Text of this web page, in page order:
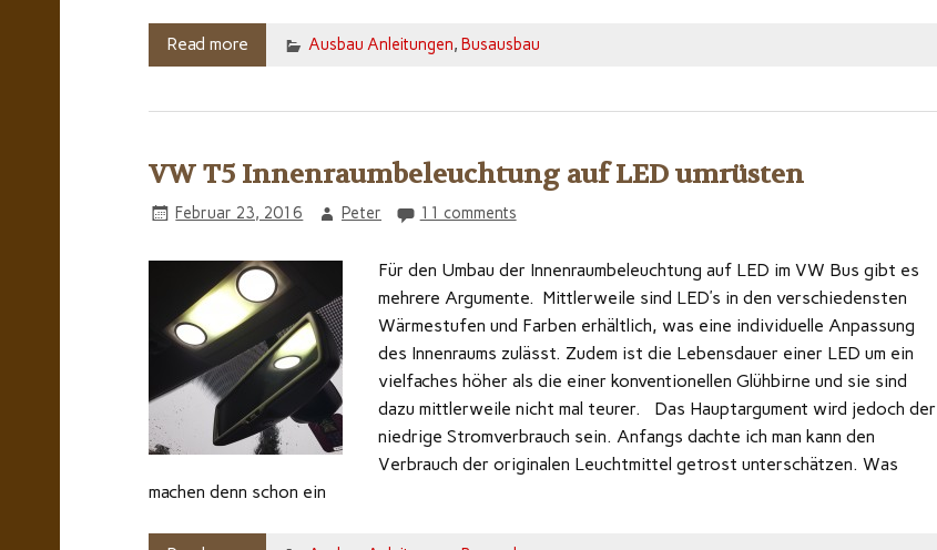
Read more Ausbau Anleitungen, Busausbau
VW T5 Innenraumbeleuchtung auf LED umrüsten
Februar 23, 2016 Peter 11 comments
Für den Umbau der Innenraumbeleuchtung auf LED im VW Bus gibt es
mehrere Argumente. Mittlerweile sind LED’s in den verschiedensten
Wärmestufen und Farben erhältlich, was eine individuelle Anpassung
des Innenraums zulässt. Zudem ist die Lebensdauer einer LED um ein
vielfaches höher als die einer konventionellen Glühbirne und sie sind
dazu mittlerweile nicht mal teurer. Das Hauptargument wird jedoch der
niedrige Stromverbrauch sein. Anfangs dachte ich man kann den
Verbrauch der originalen Leuchtmittel getrost unterschätzen. Was
machen denn schon ein